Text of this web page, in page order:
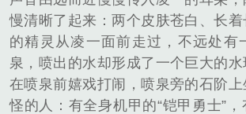
慢清晰了起来：两个皮肤苍白、长
的精灵从凌一面前走过，不远处有
泉，喷出的水却形成了一个巨大的
在喷泉前嬉戏打闹，喷泉旁的石阶
怪的人：有全身机甲的“铠甲勇士”